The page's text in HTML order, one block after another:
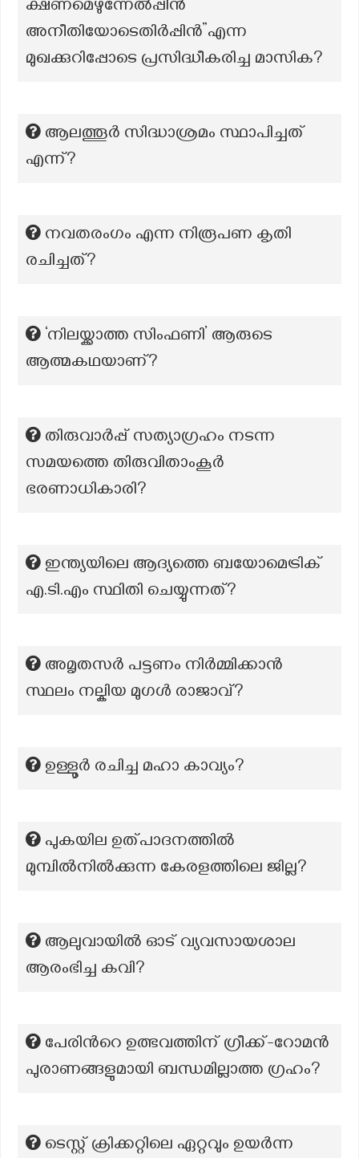
ക്ഷണമെഴുന്നേൽപ്പിൻ
അനീതിയോടെതിർപ്പിൻ”എന്ന
മുഖക്കുറിപ്പോടെ പ്രസിദ്ധീകരിച്ച മാസിക?
ആലത്തൂർ സിദ്ധാശ്രമം സ്ഥാപിച്ചത്
എന്ന്?
നവതരംഗം എന്ന നിരൂപണ കൃതി
രചിച്ചത്?
‘നിലയ്ക്കാത്ത സിംഫണി’ ആരുടെ
ആത്മകഥയാണ്?
തിരുവാർപ്പ് സത്യാഗ്രഹം നടന്ന
സമയത്തെ തിരുവിതാംകൂർ
ഭരണാധികാരി?
ഇന്ത്യയിലെ ആദ്യത്തെ ബയോമെട്രിക്
എ.ടി.എം സ്ഥിതി ചെയ്യുന്നത്?
അമൃതസർ പട്ടണം നിർമ്മിക്കാൻ
സ്ഥലം നല്കിയ മുഗൾ രാജാവ്?
ഉള്ളൂർ രചിച്ച മഹാ കാവ്യം?
പുകയില ഉത്പാദനത്തില്‍
മുമ്പില്‍നില്‍ക്കുന്ന കേരളത്തിലെ ജില്ല?
ആലുവായില്‍ ഓട് വ്യവസായശാല
ആരംഭിച്ച കവി?
പേരിൻറെ ഉത്ഭവത്തിന് ഗ്രീക്ക്-റോമൻ
പുരാണങ്ങളുമായി ബന്ധമില്ലാത്ത ഗ്രഹം?
ടെസ്റ്റ് ക്രിക്കറ്റിലെ ഏറ്റവും ഉയർന്ന